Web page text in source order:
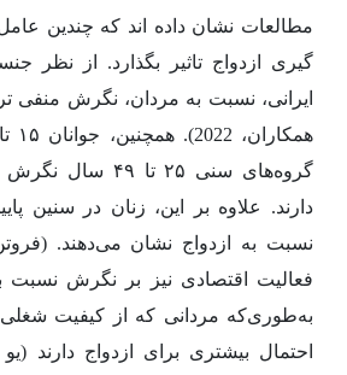
مطالعات نشان داده اند که چندین
گیری ازدواج تاثیر بگذارد. از نظر
ایرانی، نسبت به مردان، نگرش منفی
گروه‌های سنی ۲۵ تا
دارند. علاوه بر این، زنان در سنین
فعالیت اقتصادی نیز بر نگرش نسبت به
به‌طوری‌که مردانی که از کیفیت شغلی
احتمال بیشتری برای ازدواج دارند